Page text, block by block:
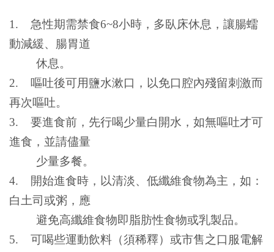
1. 急性期需禁食6~8小時，多臥床休息，讓腸蠕
動減緩、腸胃道
休息。
2. 嘔吐後可用鹽水漱口，以免口腔內殘留刺激而
再次嘔吐。
3. 要進食前，先行喝少量白開水，如無嘔吐才可
進食，並請儘量
少量多餐。
4. 開始進食時，以清淡、低纖維食物為主，如：
白土司或粥，應
避免高纖維食物即脂肪性食物或乳製品。
5. 可喝些運動飲料（須稀釋）或市售之口服電解